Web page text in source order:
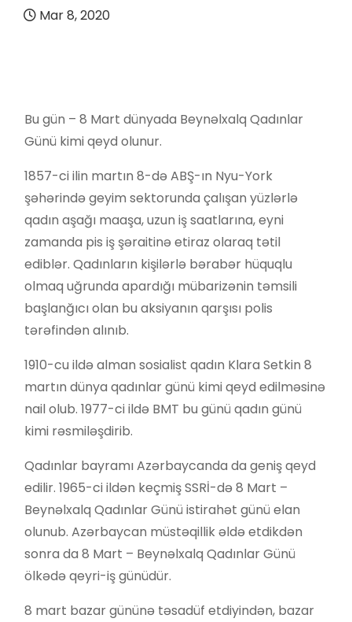
Mar 8, 2020
Bu gün – 8 Mart dünyada Beynəlxalq Qadınlar
Günü kimi qeyd olunur.
1857-ci ilin martın 8-də ABŞ-ın Nyu-York
şəhərində geyim sektorunda çalışan yüzlərlə
qadın aşağı maaşa, uzun iş saatlarına, eyni
zamanda pis iş şəraitinə etiraz olaraq tətil
ediblər. Qadınların kişilərlə bərabər hüquqlu
olmaq uğrunda apardığı mübarizənin təmsili
başlanğıcı olan bu aksiyanın qarşısı polis
tərəfindən alınıb.
1910-cu ildə alman sosialist qadın Klara Setkin 8
martın dünya qadınlar günü kimi qeyd edilməsinə
nail olub. 1977-ci ildə BMT bu günü qadın günü
kimi rəsmiləşdirib.
Qadınlar bayramı Azərbaycanda da geniş qeyd
edilir. 1965-ci ildən keçmiş SSRİ-də 8 Mart –
Beynəlxalq Qadınlar Günü istirahət günü elan
olunub. Azərbaycan müstəqillik əldə etdikdən
sonra da 8 Mart – Beynəlxalq Qadınlar Günü
ölkədə qeyri-iş günüdür.
8 mart bazar gününə təsadüf etdiyindən, bazar